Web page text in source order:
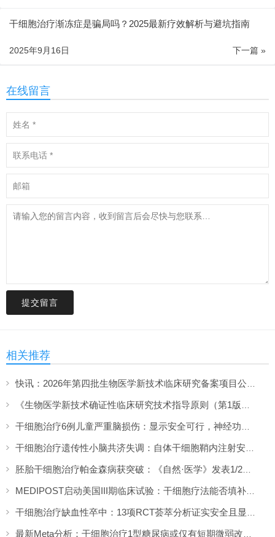
干细胞治疗渐冻症是骗局吗？2025最新疗效解析与避坑指南
下一篇 »
2025年9月16日
在线留言
提交留言
相关推荐
快讯：2026年第四批生物医学新技术临床研究备案项目公布，共12项
《生物医学新技术确证性临床研究技术指导原则（第1版）》解读
干细胞治疗6例儿童严重脑损伤：显示安全可行，神经功能改善信号值得关注
干细胞治疗遗传性小脑共济失调：自体干细胞鞘内注射安全性与初步疗效解读
胚胎干细胞治疗帕金森病获突破：《自然·医学》发表1/2期临床12个月随访数据
MEDIPOST启动美国III期临床试验：干细胞疗法能否填补膝骨关节炎“治疗真空”？
干细胞治疗缺血性卒中：13项RCT荟萃分析证实安全且显著改善长期功能预后
最新Meta分析：干细胞治疗1型糖尿病或仅有短期微弱改善，难现持久临床获益